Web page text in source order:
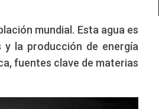
mundial. Esta agua es
y la producción de energía
fuentes clave de materias